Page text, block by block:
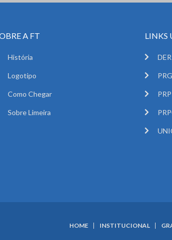
A FT
História
Logotipo
Como Chegar
Sobre Limeira
LINKS
PRG
PRP
HOME INSTITUCIONAL